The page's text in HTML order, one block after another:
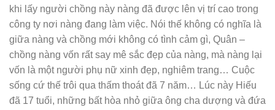
khi lấy người chồng này nàng đã được lên vị trí cao trong
công ty nơi nàng đang làm việc. Nói thế không có nghĩa là
giữa nàng và chồng mới không có tình cảm gì, Quân –
chồng nàng vốn rất say mê sắc đẹp của nàng, mà nàng lại
vốn là một người phụ nữ xinh đẹp, nghiêm trang… Cuộc
sống cứ thế trôi qua thấm thoát đã 7 năm… Lúc này Hiếu
đã 17 tuổi, những bất hòa nhỏ giữa ông cha dượng và đứa